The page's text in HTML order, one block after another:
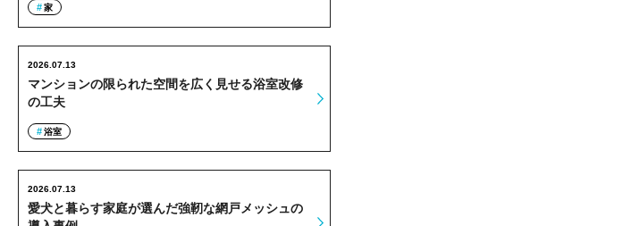
家
マンションの限られた空間を広く見せる浴室改修
の工夫
2026.07.13
浴室
愛犬と暮らす家庭が選んだ強靭な網戸メッシュの
2026.07.13